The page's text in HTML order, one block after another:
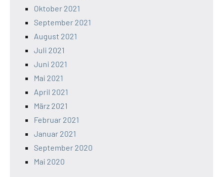
Oktober 2021
September 2021
August 2021
Juli 2021
Juni 2021
Mai 2021
April 2021
März 2021
Februar 2021
Januar 2021
September 2020
Mai 2020